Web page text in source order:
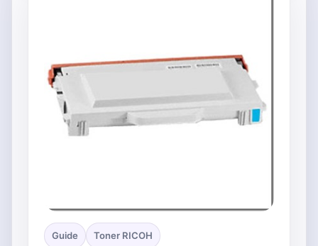
Guide Toner RICOH